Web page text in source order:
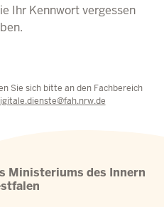
Ihr Kennwort vergessen
Sie sich bitte an den Fachbereich
Ministeriums des Innern